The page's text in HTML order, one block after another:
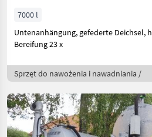
7000 l
Untenanhängung, gefederte Deichsel,
Bereifung 23 x
Sprzęt do nawożenia i nawadniania /